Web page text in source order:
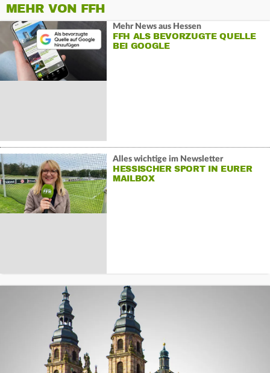
MEHR VON FFH
Mehr News aus Hessen
FFH ALS BEVORZUGTE QUELLE
BEI GOOGLE
Alles wichtige im Newsletter
HESSISCHER SPORT IN EURER
MAILBOX